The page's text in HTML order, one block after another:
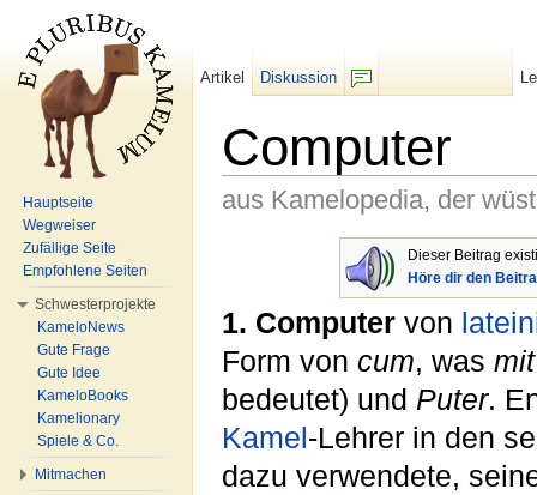
Computer
aus Kamelopedia, der
Dieser Beitrag
Höre dir den
1. Computer von
Form von cum, was mit
bedeutet) und Puter.
Kamel-Lehrer in den
dazu verwendete,
Artikel
Diskussion
Hauptseite
Wegweiser
Zufällige Seite
Empfohlene Seiten
Schwesterprojekte
KameloNews
Gute Frage
Gute Idee
KameloBooks
Kamelionary
Spiele & Co.
Mitmachen